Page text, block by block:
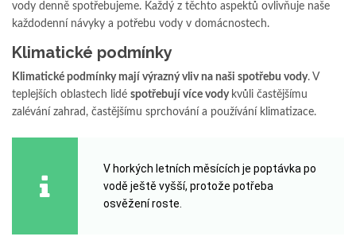
vody denně spotřebujeme. Každý z těchto aspektů ovlivňuje naše
každodenní návyky a potřebu vody v domácnostech.
Klimatické podmínky
Klimatické podmínky mají výrazný vliv na naši spotřebu vody. V
teplejších oblastech lidé spotřebují více vody kvůli častějšímu
zalévání zahrad, častějšímu sprchování a používání klimatizace.
V horkých letních měsících je poptávka po
vodě ještě vyšší, protože potřeba
osvěžení roste.